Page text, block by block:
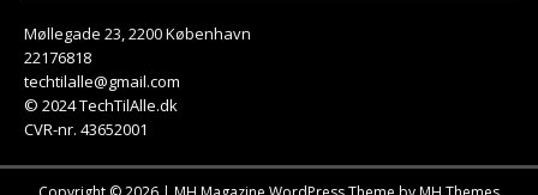
Møllegade 23, 2200 København
22176818
techtilalle@gmail.com
© 2024 TechTilAlle.dk
CVR-nr. 43652001